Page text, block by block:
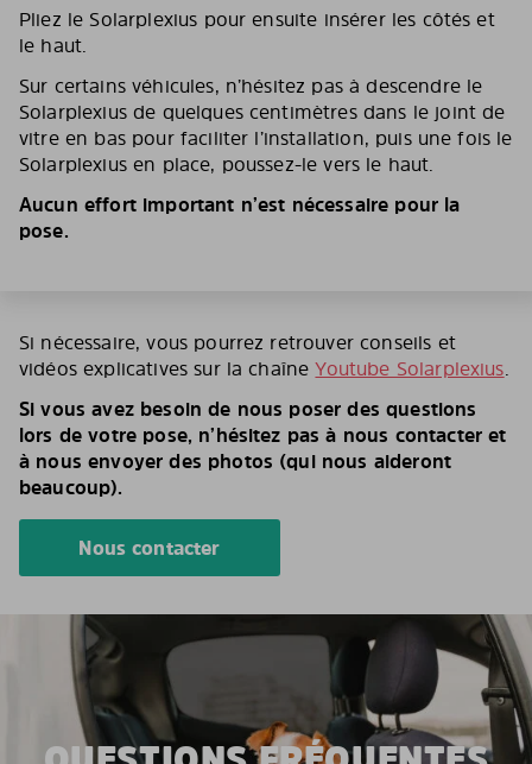
Pliez le Solarplexius pour ensuite insérer les côtés et
le haut.
Sur certains véhicules, n’hésitez pas à descendre le
Solarplexius de quelques centimètres dans le joint de
vitre en bas pour faciliter l’installation, puis une fois le
Solarplexius en place, poussez-le vers le haut.
Aucun effort important n’est nécessaire pour la
pose.
Si nécessaire, vous pourrez retrouver conseils et
vidéos explicatives sur la chaîneYoutube Solarplexius.
Si vous avez besoin de nous poser des questions
lors de votre pose, n’hésitez pas à nous contacter et
à nous envoyer des photos (qui nous aideront
beaucoup).
Nous contacter